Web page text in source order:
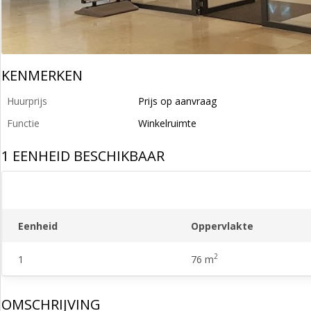
KENMERKEN
Huurprijs
Prijs op aanvraag
Functie
Winkelruimte
1 EENHEID BESCHIKBAAR
Eenheid Oppervlakte
1 76 m2
OMSCHRIJVING